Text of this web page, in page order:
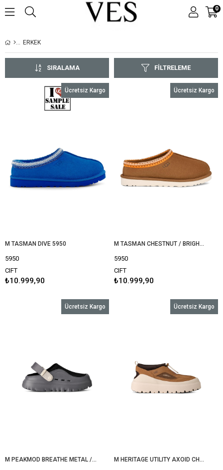
0
ERKEK
FILTRELEME
SIRALAMA
M TASMAN DIVE 5950
5950
CIFT
₺10.999,90
Ücretsiz Kargo
M TASMAN CHESTNUT / BRIGHT MELON 5950
5950
CIFT
₺10.999,90
Ücretsiz Kargo
M PEAKMOD BREATHE METAL / BLACK / JASMINE 1175051
Ücretsiz Kargo
M HERITAGE UTILITY AXOID CHESTNUT / JASMINE 1174995
Ücretsiz Kargo